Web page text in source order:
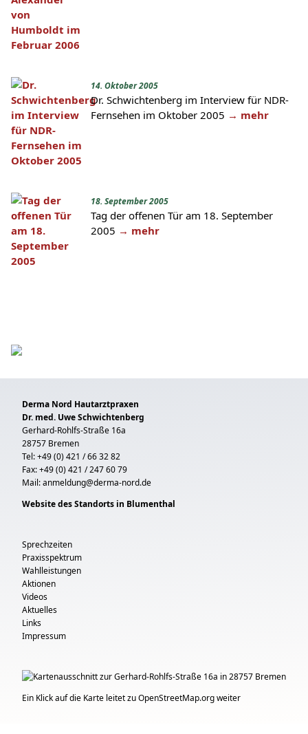
14. Oktober 2005
Dr. Schwichtenberg im Interview für NDR-
Fernsehen im Oktober 2005 → mehr
18. September 2005
Tag der offenen Tür am 18. September
2005 → mehr
Derma Nord Hautarztpraxen
Dr. med. Uwe Schwichtenberg
Gerhard-Rohlfs-Straße 16a
28757 Bremen
Tel: +49 (0) 421 / 66 32 82
Fax: +49 (0) 421 / 247 60 79
Mail:anmeldung@derma-nord.de
Website des Standorts in Blumenthal
Sprechzeiten
Praxisspektrum
Wahlleistungen
Aktionen
Videos
Aktuelles
Links
Impressum
Ein Klick auf die Karte leitet zu OpenStreetMap.org weiter